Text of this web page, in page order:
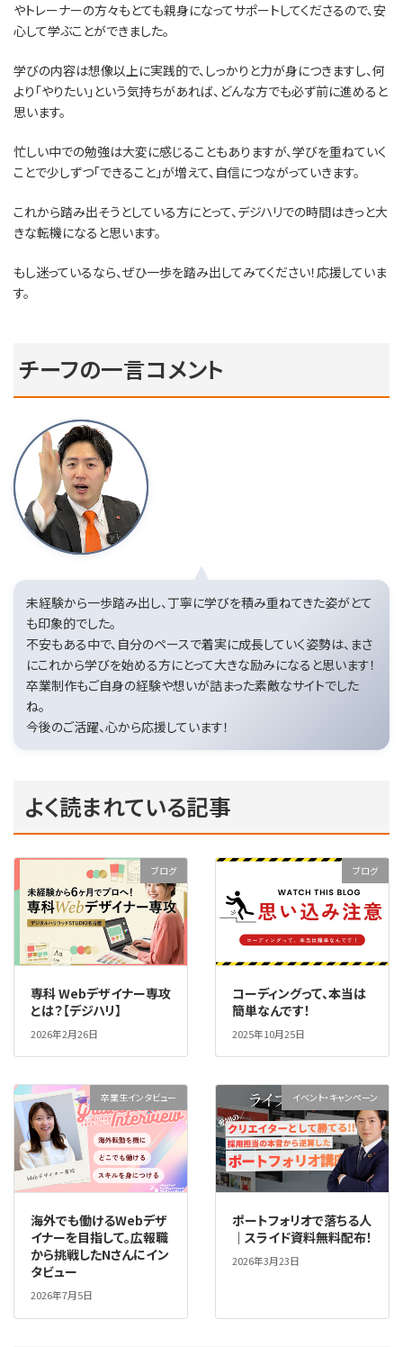
やトレーナーの方々もとても親身になってサポートしてくださるので、安
心して学ぶことができました。
学びの内容は想像以上に実践的で、しっかりと力が身につきますし、何
より「やりたい」という気持ちがあれば、どんな方でも必ず前に進めると
思います。
忙しい中での勉強は大変に感じることもありますが、学びを重ねていく
ことで少しずつ「できること」が増えて、自信につながっていきます。
これから踏み出そうとしている方にとって、デジハリでの時間はきっと大
きな転機になると思います。
もし迷っているなら、ぜひ一歩を踏み出してみてください！応援していま
す。
チーフの一言コメント
未経験から一歩踏み出し、丁寧に学びを積み重ねてきた姿がとて
も印象的でした。
不安もある中で、自分のペースで着実に成長していく姿勢は、まさ
にこれから学びを始める方にとって大きな励みになると思います！
卒業制作もご自身の経験や想いが詰まった素敵なサイトでした
ね。
今後のご活躍、心から応援しています！
よく読まれている記事
ブログ
専科 Webデザイナー専攻
とは？【デジハリ】
2026年2月26日
ブログ
コーディングって、本当は
簡単なんです！
2025年10月25日
卒業生インタビュー
海外でも働けるWebデザ
イナーを目指して。広報職
から挑戦したNさんにイン
タビュー
2026年7月5日
イベント・キャンペーン
ポートフォリオで落ちる人
｜スライド資料無料配布！
2026年3月23日